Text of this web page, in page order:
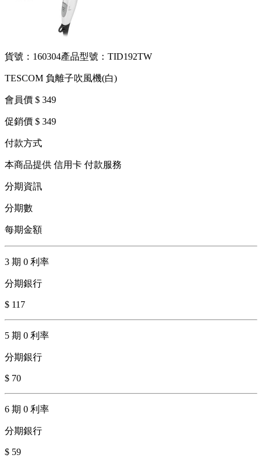
貨號：160304產品型號：TID192TW
TESCOM 負離子吹風機(白)
會員價 $ 349
促銷價 $ 349
付款方式
本商品提供 信用卡 付款服務
分期資訊
分期數
每期金額
3 期 0 利率
分期銀行
$ 117
5 期 0 利率
分期銀行
$ 70
6 期 0 利率
分期銀行
$ 59